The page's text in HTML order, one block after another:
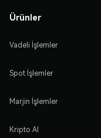
Ürünler
Vadeli İşlemler
Spot İşlemler
Marjin İşlemler
Kripto Al